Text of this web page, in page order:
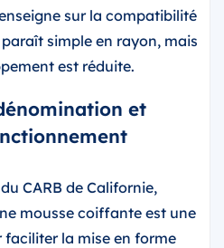
sur la compatibilité
simple en rayon, mais
est réduite.
et
CARB de Californie,
mousse coiffante est une
faciliter la mise en forme